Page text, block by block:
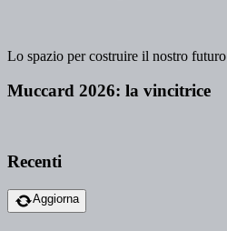
Lo spazio per costruire il nostro futuro
Muccard 2026: la vincitrice
Recenti
Aggiorna